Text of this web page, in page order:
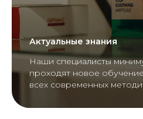
Актуальные знания
Наши специалисты
проходят новое
всех современных